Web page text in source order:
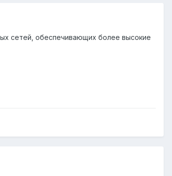
сетей, обеспечивающих более высокие